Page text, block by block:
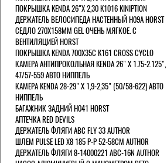
ПОКРЫШКА KENDA 26"Х 2,30 K1016 KINIPTION
ДЕРЖАТЕЛЬ ВЕЛОСИПЕДА НАСТЕННЫЙ H09A HORST
СЕДЛО 270Х158ММ GEL ОЧЕНЬ МЯГКОЕ. С
ВЕНТИЛЯЦИЕЙ HORST
ПОКРЫШКА KENDA 700Х35С K161 CROSS CYCLO
КАМЕРА АНТИПРОКОЛЬНАЯ KENDA 26" Х 1.75-2.125",
47/57-559 АВТО НИППЕЛЬ
КАМЕРА KENDA 28-29" Х 1,9-2,35" (50/58-622) АВТО
НИППЕЛЬ
БАГАЖНИК ЗАДНИЙ H041 HORST
АПТЕЧКА RED DEVILS
ДЕРЖАТЕЛЬ ФЛЯГИ АВС FLY 33 AUTHOR
ШЛЕМ PULSE LED X8 185 Р-Р 52-58СМ AUTHOR
ДЕРЖАТЕЛЬ ФЛЯГИ 8-14000221 ABC-16N AUTHOR